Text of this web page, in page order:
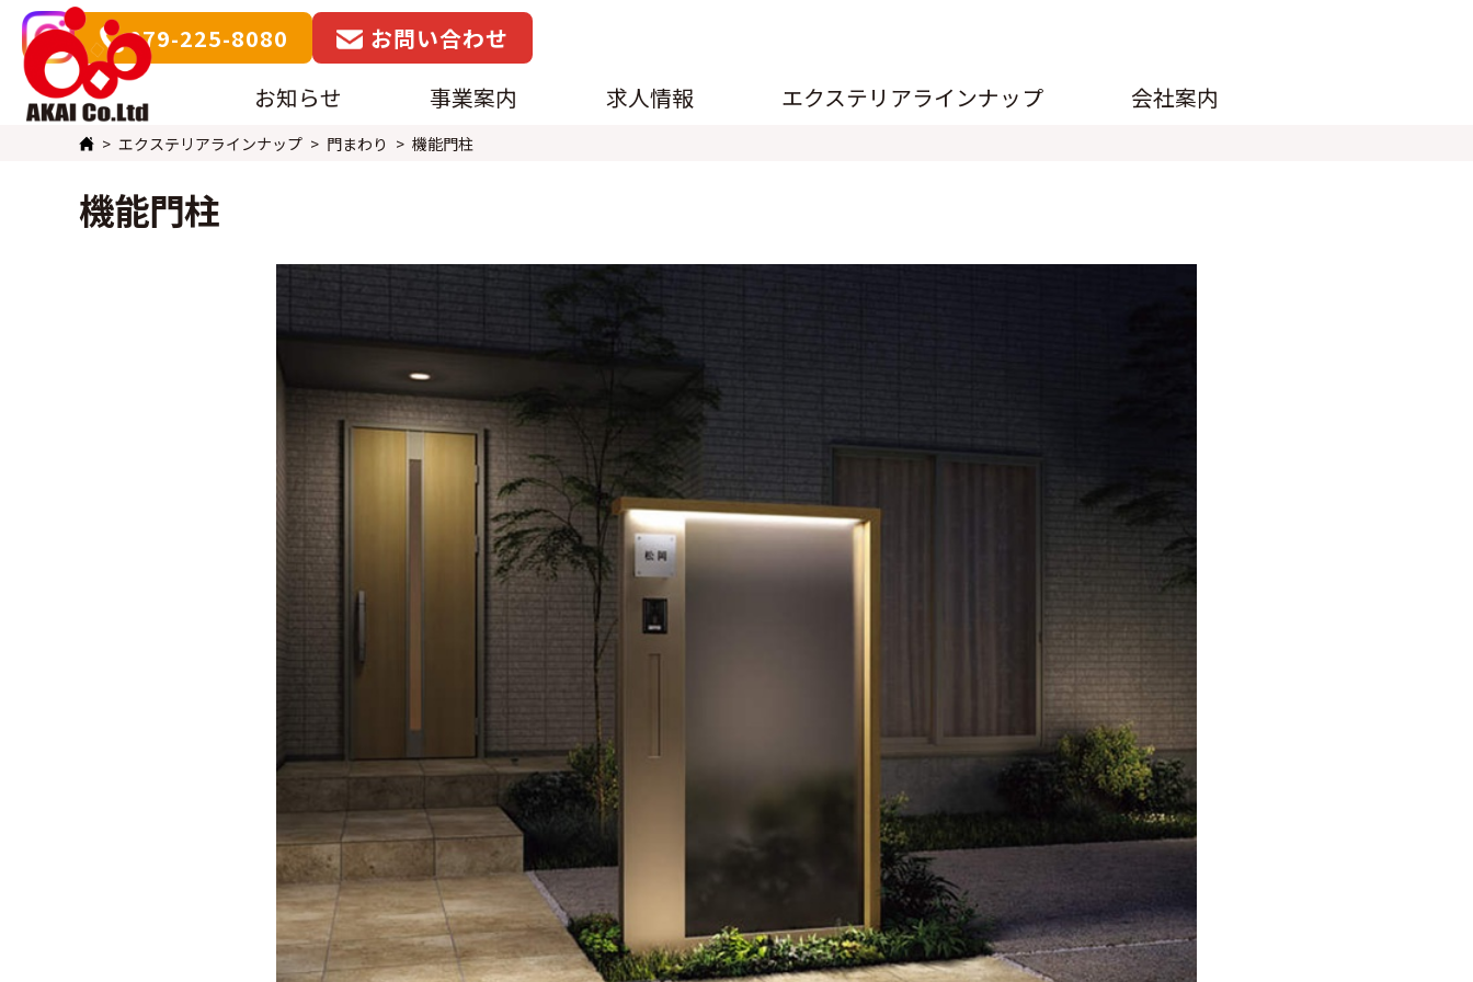
079-225-8080
お問い合わせ
お知らせ
事業案内 求人情報 エクステリアラインナップ 会社案内
エクステリアラインナップ 門まわり 機能門柱
機能門柱